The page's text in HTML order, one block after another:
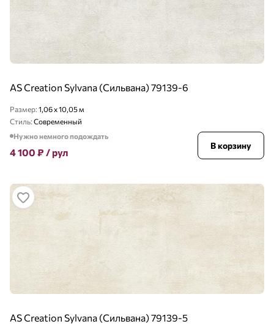
AS Creation Sylvana (Сильвана) 79139-6
Размер: 1,06 x 10,05 м
Стиль: Современный
Нужно немного подождать
4 100 ₽ / рул
В корзину
AS Creation Sylvana (Сильвана) 79139-5